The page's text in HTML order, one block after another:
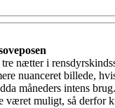
nætter i
nuanceret billede,
måneders intens
muligt, så derfor